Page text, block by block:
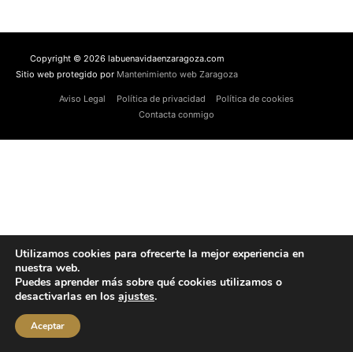
Copyright © 2026 labuenavidaenzaragoza.com
Sitio web protegido por Mantenimiento web Zaragoza
Aviso Legal Política de privacidad
Política de cookies
Contacta conmigo
Utilizamos cookies para ofrecerte la mejor experiencia en
nuestra web.
Puedes aprender más sobre qué cookies utilizamos o
desactivarlas en los ajustes.
Aceptar